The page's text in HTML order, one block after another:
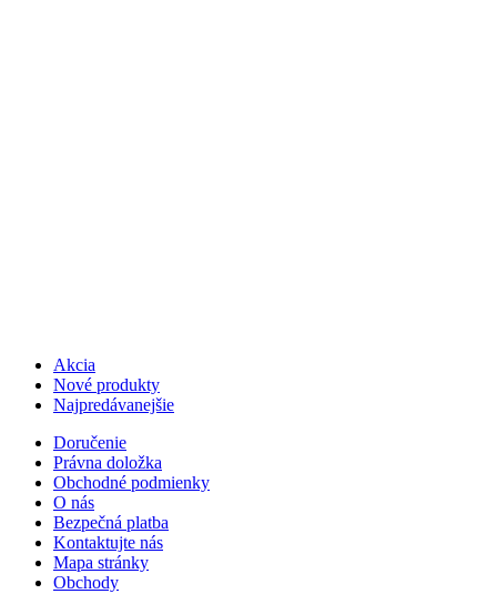
Akcia
Nové produkty
Najpredávanejšie
Doručenie
Právna doložka
Obchodné podmienky
O nás
Bezpečná platba
Kontaktujte nás
Mapa stránky
Obchody